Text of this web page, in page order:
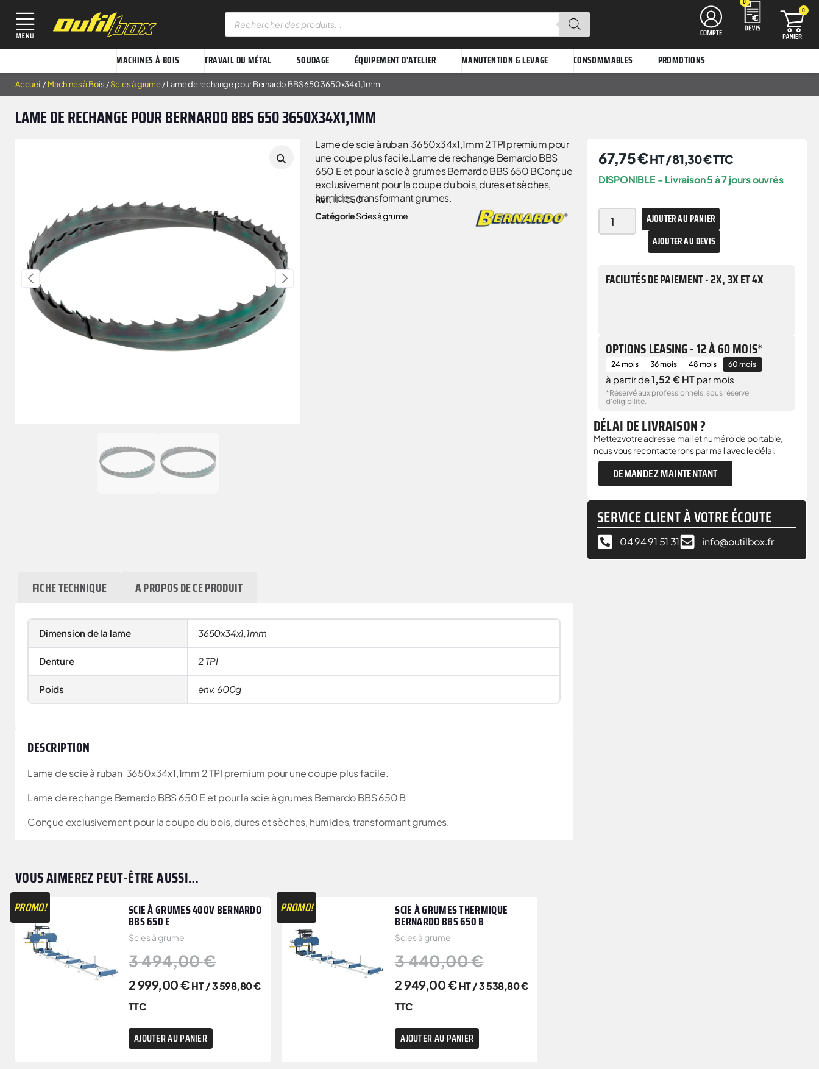
0
MACHINES À BOIS TRAVAIL DU MÉTAL SOUDAGE ÉQUIPEMENT D'ATELIER MANUTENTION & LEVAGE CONSOMMABLES PROMOTIONS
Accueil/Machines à Bois /Scies à grume/ Lame de rechange pour Bernardo BBS 650 3650x34x1,1mm
LAME DE RECHANGE POUR BERNARDO BBS 650 3650X34X1,1MM
Lame de scie à ruban 3650x34x1,1mm 2 TPI premium pour
une coupe plus facile.Lame de rechange Bernardo BBS
650 E et pour la scie à grumes Bernardo BBS 650 BConçue
exclusivement pour la coupe du bois, dures et sèches,
humides, transformant grumes.
Réf.11-1050
CatégorieScies à grume
67,75€HT /81,30€TTC
DISPONIBLE - Livraison 5 à 7 jours ouvrés
AJOUTER AU PANIER
AJOUTER AU DEVIS
FACILITÉS DE PAIEMENT - 2X, 3X ET 4X
OPTIONS LEASING - 12 À 60 MOIS*
24 mois 36 mois 48 mois 60 mois
à partir de1,52 € HTpar mois
*Réservé aux professionnels, sous réserve
d'éligibilité.
DÉLAI DE LIVRAISON ?
Mettez votre adresse mail et numéro de portable,
nous vous recontacterons par mail avec le délai.
DEMANDEZ MAINTENTANT
SERVICE CLIENT À VOTRE ÉCOUTE
04 94 91 51 31 info@outilbox.fr
FICHE TECHNIQUE A PROPOS DE CE PRODUIT
Dimension de la lame 3650x34x1,1mm
Denture 2 TPI
Poids env. 600g
DESCRIPTION
Lame de scie à ruban 3650x34x1,1mm 2 TPI premium pour une coupe plus facile.
Lame de rechange Bernardo BBS 650 E et pour la scie à grumes Bernardo BBS 650 B
Conçue exclusivement pour la coupe du bois, dures et sèches, humides, transformant grumes.
VOUS AIMEREZ PEUT-ÊTRE AUSSI…
PROMO! SCIE À GRUMES 400V BERNARDO
BBS 650 E
Scies à grume
3 494,00€
2 999,00€HT /3 598,80€
TTC
AJOUTER AU PANIER
PROMO! SCIE À GRUMES THERMIQUE
BERNARDO BBS 650 B
Scies à grume
3 440,00€
2 949,00€ HT /3 538,80€
TTC
AJOUTER AU PANIER